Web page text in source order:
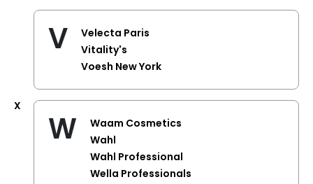
X
V
Velecta Paris
Vitality's
Voesh New York
W
Waam Cosmetics
Wahl
Wahl Professional
Wella Professionals